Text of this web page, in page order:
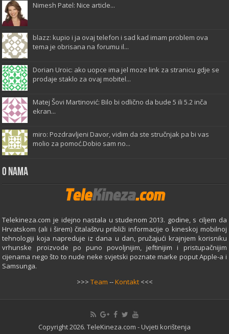
Nimesh Patel: Nice article...
blazz: kupio i ja ovaj telefon i sad kad imam problem ova
tema je obrisana na forumu il...
Dorian Uroic: ako uopce ima jel moze link za stranicu gdje se
prodaje staklo za ovaj mobitel...
Matej Šovi Martinović: Bilo bi odlično da bude 5 ili 5.2 inča
ekran...
miro: Pozdravljeni Davor, vidim da ste stručnjak pa bi vas
molio za pomoć.Dobio sam no...
O Nama
Telekineza.com je idejno nastala u studenom 2013. godine, s ciljem da
Hrvatskom (ali i širem) čitalaštvu približi informacije o kineskoj mobilnoj
tehnologiji koja napreduje iz dana u dan, pružajući krajnjem korisniku
vrhunske proizvode po puno povoljnijim, jeftinijim i pristupačnijim
cijenama nego što to nude neke svjetski poznate marke poput Apple-a i
Samsunga.
>>> Team --Kontakt<<<
Copyright 2026. TeleKineza.com - Uvjeti korištenja